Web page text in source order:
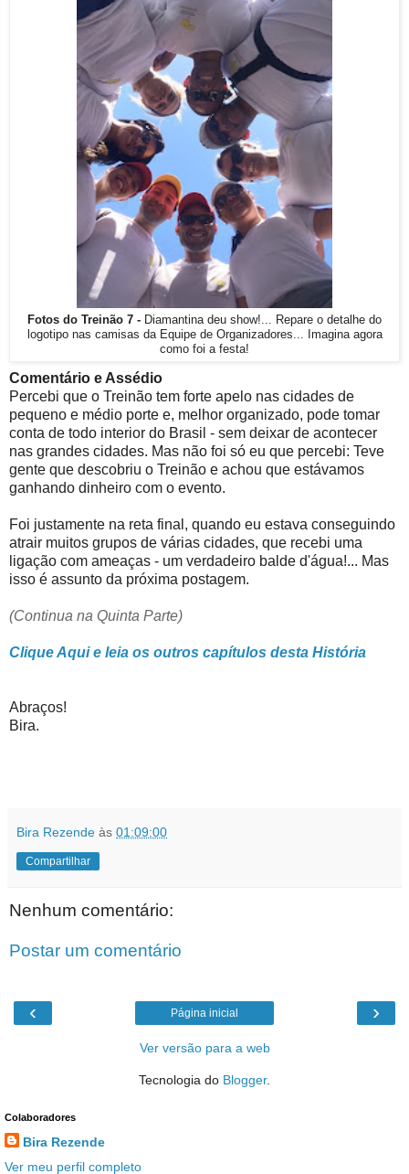
Fotos do Treinão 7 - Diamantina deu show!... Repare o detalhe do
logotipo nas camisas da Equipe de Organizadores... Imagina agora
como foi a festa!
Comentário e Assédio
Percebi que o Treinão tem forte apelo nas cidades de
pequeno e médio porte e, melhor organizado, pode tomar
conta de todo interior do Brasil - sem deixar de acontecer
nas grandes cidades. Mas não foi só eu que percebi: Teve
gente que descobriu o Treinão e achou que estávamos
ganhando dinheiro com o evento.
Foi justamente na reta final, quando eu estava conseguindo
atrair muitos grupos de várias cidades, que recebi uma
ligação com ameaças - um verdadeiro balde d'água!... Mas
isso é assunto da próxima postagem.
(Continua na Quinta Parte)
Clique Aqui e leia os outros capítulos desta História
Abraços!
Bira.
Bira Rezende às 01:09:00
Compartilhar
Nenhum comentário:
Postar um comentário
‹ ›
Página inicial
Ver versão para a web
Tecnologia do Blogger.
Colaboradores
Bira Rezende
Ver meu perfil completo